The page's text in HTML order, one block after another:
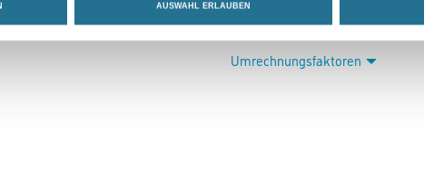
AUSWAHL ERLAUBEN
Umrechnungsfaktoren